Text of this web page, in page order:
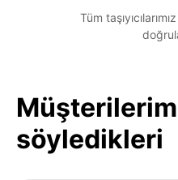
Tüm
söyledikleri